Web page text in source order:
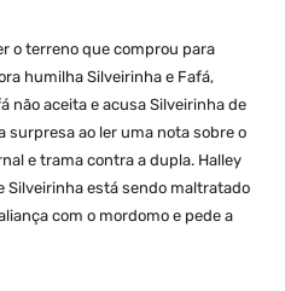
o terreno que comprou para
humilha Silveirinha e Fafá,
não aceita e acusa Silveirinha de
surpresa ao ler uma nota sobre o
e trama contra a dupla. Halley
Silveirinha está sendo maltratado
com o mordomo e pede a